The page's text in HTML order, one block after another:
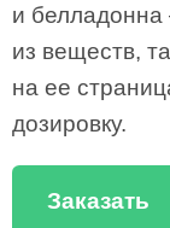
и
из веществ,
на ее
дозировку.
Заказать